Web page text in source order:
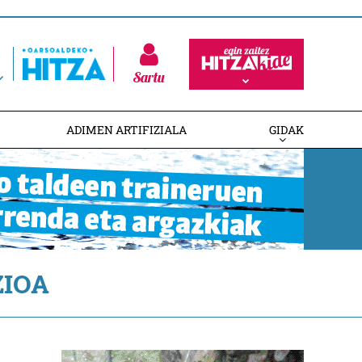
Sartu
ADIMEN ARTIFIZIALA GIDAK